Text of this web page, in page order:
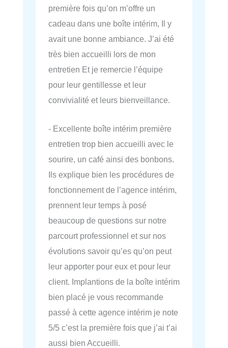
première fois qu’on m’offre un
cadeau dans une boîte intérim, Il y
avait une bonne ambiance. J’ai été
très bien accueilli lors de mon
entretien Et je remercie l’équipe
pour leur gentillesse et leur
convivialité et leurs bienveillance.
- Excellente boîte intérim première
entretien trop bien accueilli avec le
sourire, un café ainsi des bonbons.
Ils explique bien les procédures de
fonctionnement de l’agence intérim,
prennent leur temps à posé
beaucoup de questions sur notre
parcourt professionnel et sur nos
évolutions savoir qu’es qu’on peut
leur apporter pour eux et pour leur
client. Implantions de la boîte intérim
bien placé je vous recommande
passé à cette agence intérim je note
5/5 c’est la première fois que j’ai t’ai
aussi bien Accueilli.